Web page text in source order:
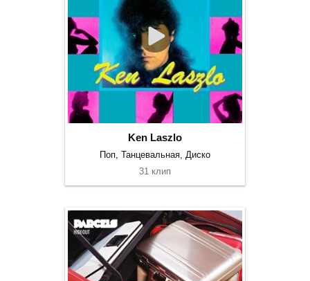
Ken Laszlo
Поп, Танцевальная, Диско
31 клип